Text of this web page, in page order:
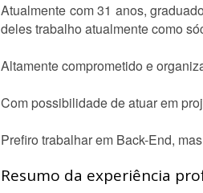
Atualmente com 31 anos,
deles trabalho atualmente como
Altamente comprometido e
Com possibilidade de atuar em
Prefiro trabalhar em Back-End,
Resumo da experiência